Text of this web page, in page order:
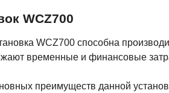
WCZ700
WCZ700 способна
временные и финансовые
преимуществ данной